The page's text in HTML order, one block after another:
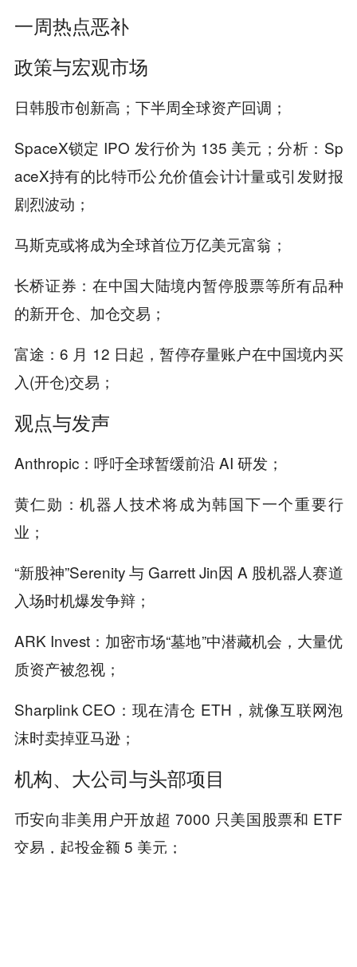
一周热点恶补
政策与宏观市场
日韩股市创新高；下半周全球资产回调；
SpaceX锁定 IPO 发行价为 135 美元；分析：Sp
aceX持有的比特币公允价值会计计量或引发财报
剧烈波动；
马斯克或将成为全球首位万亿美元富翁；
长桥证券：在中国大陆境内暂停股票等所有品种
的新开仓、加仓交易；
富途：6 月 12 日起，暂停存量账户在中国境内买
入(开仓)交易；
观点与发声
Anthropic：呼吁全球暂缓前沿 AI 研发；
黄仁勋：机器人技术将成为韩国下一个重要行
业；
“新股神”Serenity 与 Garrett Jin因 A 股机器人赛道
入场时机爆发争辩；
ARK Invest：加密市场“墓地”中潜藏机会，大量优
质资产被忽视；
Sharplink CEO：现在清仓 ETH，就像互联网泡
沫时卖掉亚马逊；
机构、大公司与头部项目
币安向非美用户开放超 7000 只美国股票和 ETF
交易，起投金额 5 美元；